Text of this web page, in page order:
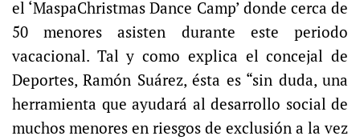
el ‘MaspaChristmas Dance Camp’ donde cerca de
50 menores asisten durante este periodo
vacacional. Tal y como explica el concejal de
Deportes, Ramón Suárez, ésta es “sin duda, una
herramienta que ayudará al desarrollo social de
muchos menores en riesgos de exclusión a la vez